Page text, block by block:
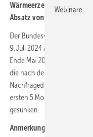
Wärme­erzeuger­n
Absatz von Gas-Heizungen.
Der Bundesverband der
9. Juli 2024 Absatzzahlen
Ende Mai 2024
die nach dem Inkrafttreten
Nachfragedelle noch anhält:
ersten 5 Monaten 2024
gesunken.
Anmerkung der Redaktion:
Webinare